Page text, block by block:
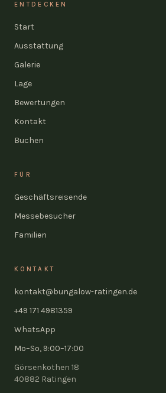
ENTDECKEN
Start
Ausstattung
Galerie
Lage
Bewertungen
Kontakt
Buchen
FÜR
Geschäftsreisende
Messebesucher
Familien
KONTAKT
kontakt@bungalow-ratingen.de
+49 171 4981359
WhatsApp
Mo–So, 9:00–17:00
Görsenkothen 18
40882 Ratingen